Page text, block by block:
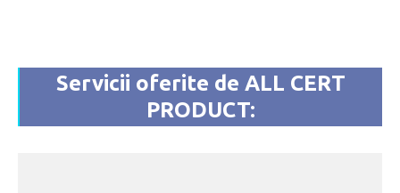
Servicii oferite de ALL CERT
PRODUCT: